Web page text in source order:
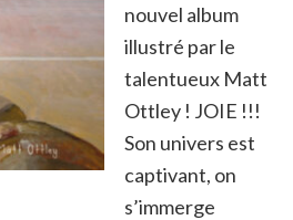
nouvel album
illustré par le
talentueux Matt
Ottley ! JOIE !!!
Son univers est
captivant, on
s’immerge